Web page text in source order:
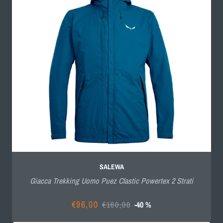
SALEWA
Giacca Trekking Uomo Puez Clastic Powertex 2 Strati
Prezzo
€96,00
Prezzo
€160,00 -40 %